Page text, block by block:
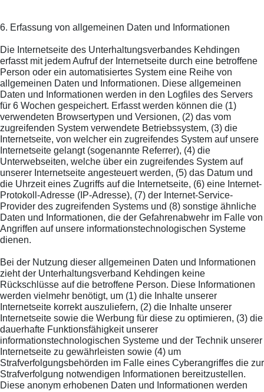
6. Erfassung von allgemeinen Daten und Informationen
Die Internetseite des Unterhaltungsverbandes Kehdingen
erfasst mit jedem Aufruf der Internetseite durch eine betroffene
Person oder ein automatisiertes System eine Reihe von
allgemeinen Daten und Informationen. Diese allgemeinen
Daten und Informationen werden in den Logfiles des Servers
für 6 Wochen gespeichert. Erfasst werden können die (1)
verwendeten Browsertypen und Versionen, (2) das vom
zugreifenden System verwendete Betriebssystem, (3) die
Internetseite, von welcher ein zugreifendes System auf unsere
Internetseite gelangt (sogenannte Referrer), (4) die
Unterwebseiten, welche über ein zugreifendes System auf
unserer Internetseite angesteuert werden, (5) das Datum und
die Uhrzeit eines Zugriffs auf die Internetseite, (6) eine Internet-
Protokoll-Adresse (IP-Adresse), (7) der Internet-Service-
Provider des zugreifenden Systems und (8) sonstige ähnliche
Daten und Informationen, die der Gefahrenabwehr im Falle von
Angriffen auf unsere informationstechnologischen Systeme
dienen.
Bei der Nutzung dieser allgemeinen Daten und Informationen
zieht der Unterhaltungsverband Kehdingen keine
Rückschlüsse auf die betroffene Person. Diese Informationen
werden vielmehr benötigt, um (1) die Inhalte unserer
Internetseite korrekt auszuliefern, (2) die Inhalte unserer
Internetseite sowie die Werbung für diese zu optimieren, (3) die
dauerhafte Funktionsfähigkeit unserer
informationstechnologischen Systeme und der Technik unserer
Internetseite zu gewährleisten sowie (4) um
Strafverfolgungsbehörden im Falle eines Cyberangriffes die zur
Strafverfolgung notwendigen Informationen bereitzustellen.
Diese anonym erhobenen Daten und Informationen werden